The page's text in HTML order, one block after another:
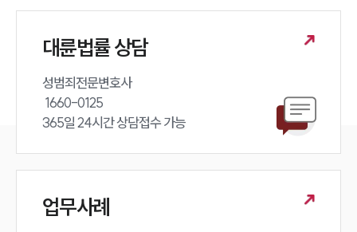
구성원 소개
성범죄전문변호사
언론보도
법률 블로그
법률서식
대륜법률 상담
성범죄전문변호사
365일 24시간 상담접수 가능
업무사례